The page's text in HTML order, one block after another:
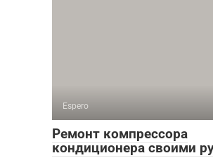
Espero
Ремонт компрессора
кондиционера своими